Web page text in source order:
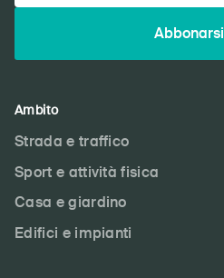
Abbonarsi
Ambito
Strada e traffico
Sport e attività fisica
Casa e giardino
Edifici e impianti